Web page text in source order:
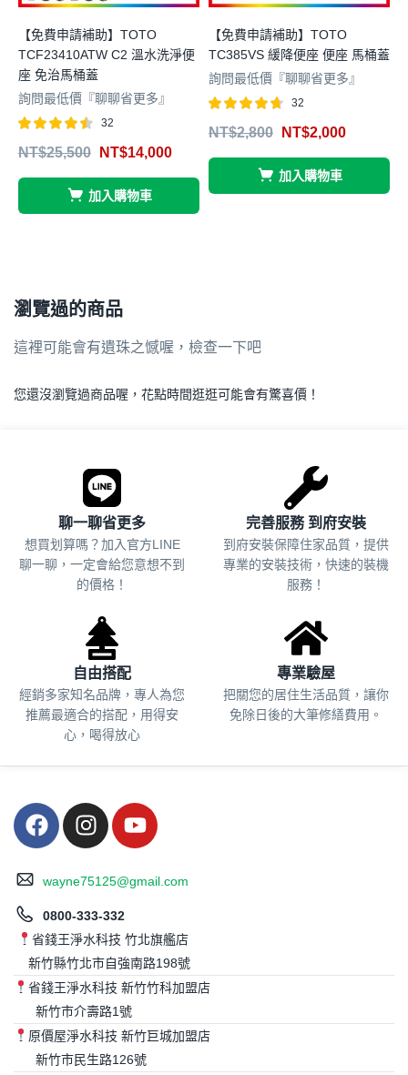
【免費申請補助】TOTO
TCF23410ATW C2 溫水洗淨便
座 免治馬桶蓋
詢問最低價『聊聊省更多』
4.47
32
NT$25,500 NT$14,000
加入購物車
【免費申請補助】TOTO
TC385VS 緩降便座 便座 馬桶蓋
詢問最低價『聊聊省更多』
4.66
32
NT$2,800 NT$2,000
加入購物車
瀏覽過的商品
這裡可能會有遺珠之憾喔，檢查一下吧
您還沒瀏覽過商品喔，花點時間逛逛可能會有驚喜價！
聊一聊省更多
想買划算嗎？加入官方LINE
聊一聊，一定會給您意想不到
的價格！
完善服務 到府安裝
到府安裝保障住家品質，提供
專業的安裝技術，快速的裝機
服務！
自由搭配
經銷多家知名品牌，專人為您
推薦最適合的搭配，用得安
心，喝得放心
專業驗屋
把關您的居住生活品質， 讓你
免除日後的大筆修繕費用。
wayne75125@gmail.com
0800-333-332
省錢王淨水科技 竹北旗艦店
新竹縣竹北市自強南路198號
省錢王淨水科技 新竹竹科加盟店
新竹市介壽路1號
原價屋淨水科技 新竹巨城加盟店
新竹市民生路126號